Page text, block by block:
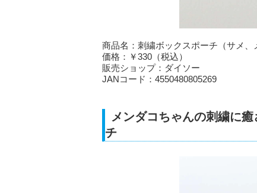
商品名：刺繍ボックスポーチ（サメ、
価格：￥330（税込）
販売ショップ：ダイソー
JANコード：4550480805269
メンダコちゃんの刺繍に
チ